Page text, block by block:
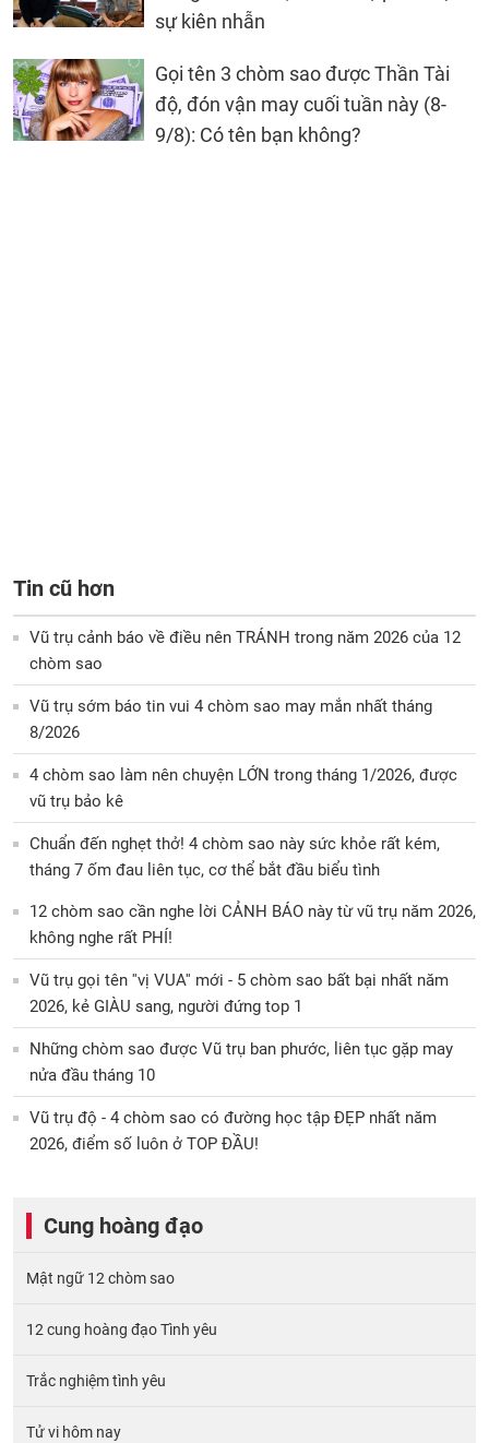
sự kiên nhẫn
Gọi tên 3 chòm sao được Thần Tài
độ, đón vận may cuối tuần này (8-
9/8): Có tên bạn không?
Tin cũ hơn
Vũ trụ cảnh báo về điều nên TRÁNH trong năm 2026 của 12
chòm sao
Vũ trụ sớm báo tin vui 4 chòm sao may mắn nhất tháng
8/2026
4 chòm sao làm nên chuyện LỚN trong tháng 1/2026, được
vũ trụ bảo kê
Chuẩn đến nghẹt thở! 4 chòm sao này sức khỏe rất kém,
tháng 7 ốm đau liên tục, cơ thể bắt đầu biểu tình
12 chòm sao cần nghe lời CẢNH BÁO này từ vũ trụ năm 2026,
không nghe rất PHÍ!
Vũ trụ gọi tên ''vị VUA'' mới - 5 chòm sao bất bại nhất năm
2026, kẻ GIÀU sang, người đứng top 1
Những chòm sao được Vũ trụ ban phước, liên tục gặp may
nửa đầu tháng 10
Vũ trụ độ - 4 chòm sao có đường học tập ĐẸP nhất năm
2026, điểm số luôn ở TOP ĐẦU!
Cung hoàng đạo
Mật ngữ 12 chòm sao
12 cung hoàng đạo Tình yêu
Trắc nghiệm tình yêu
Tử vi hôm nay